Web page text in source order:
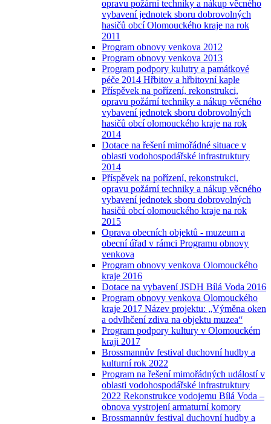
opravu požární techniky a nákup věcného
vybavení jednotek sboru dobrovolných
hasičů obcí Olomouckého kraje na rok
2011
Program obnovy venkova 2012
Program obnovy venkova 2013
Program podpory kulutry a památkové
péče 2014 Hřbitov a hřbitovní kaple
Příspěvek na pořízení, rekonstrukci,
opravu požární techniky a nákup věcného
vybavení jednotek sboru dobrovolných
hasičů obcí olomouckého kraje na rok
2014
Dotace na řešení mimořádné situace v
oblasti vodohospodářské infrastruktury
2014
Příspěvek na pořízení, rekonstrukci,
opravu požární techniky a nákup věcného
vybavení jednotek sboru dobrovolných
hasičů obcí olomouckého kraje na rok
2015
Oprava obecních objektů - muzeum a
obecní úřad v rámci Programu obnovy
venkova
Program obnovy venkova Olomouckého
kraje 2016
Dotace na vybavení JSDH Bílá Voda 2016
Program obnovy venkova Olomouckého
kraje 2017 Název projektu: „Výměna oken
a odvlhčení zdiva na objektu muzea“
Program podpory kultury v Olomouckém
kraji 2017
Brossmannův festival duchovní hudby a
kulturní rok 2022
Program na řešení mimořádných událostí v
oblasti vodohospodářské infrastruktury
2022 Rekonstrukce vodojemu Bílá Voda –
obnova vystrojení armaturní komory
Brossmannův festival duchovní hudby a